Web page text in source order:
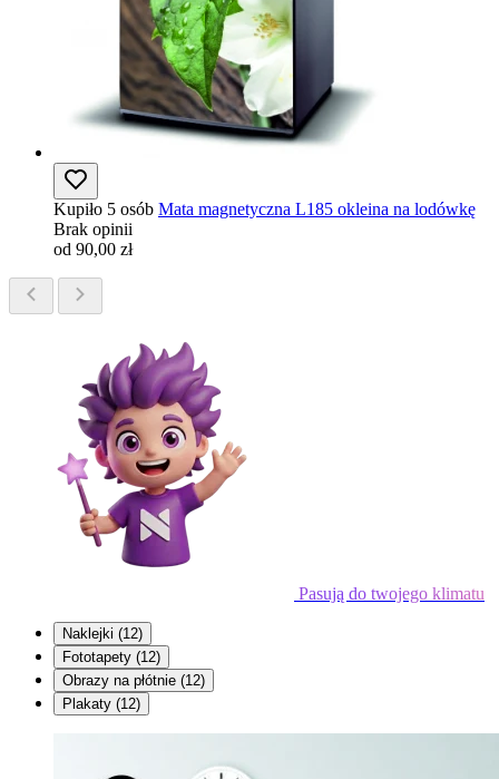
Kupiło 5 osób Mata magnetyczna L185 okleina na lodówkę
Brak opinii
od 90,00 zł
Pasują do twojego klimatu
Naklejki (12)
Fototapety (12)
Obrazy na płótnie (12)
Plakaty (12)